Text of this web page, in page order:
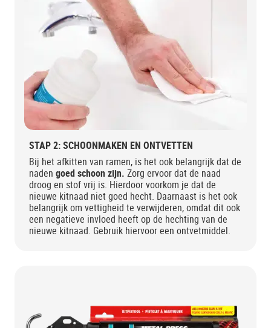
STAP 2: SCHOONMAKEN EN ONTVETTEN
Bij het afkitten van ramen, is het ook belangrijk dat de
naden goed schoon zijn. Zorg ervoor dat de naad
droog en stof vrij is. Hierdoor voorkom je dat de
nieuwe kitnaad niet goed hecht. Daarnaast is het ook
belangrijk om vettigheid te verwijderen, omdat dit ook
een negatieve invloed heeft op de hechting van de
nieuwe kitnaad. Gebruik hiervoor een ontvetmiddel.